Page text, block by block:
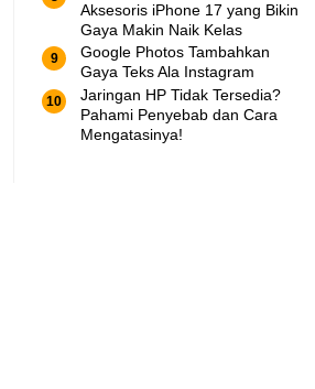
Aksesoris iPhone 17 yang Bikin
Gaya Makin Naik Kelas
Google Photos Tambahkan
Gaya Teks Ala Instagram
Jaringan HP Tidak Tersedia?
Pahami Penyebab dan Cara
Mengatasinya!